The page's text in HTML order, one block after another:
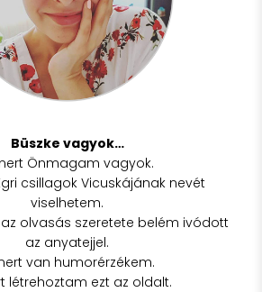
Büszke vagyok…
Önmagam vagyok.
csillagok Vicuskájának nevét
viselhetem.
olvasás szeretete belém ivódott
az anyatejjel.
van humorérzékem.
létrehoztam ezt az oldalt.